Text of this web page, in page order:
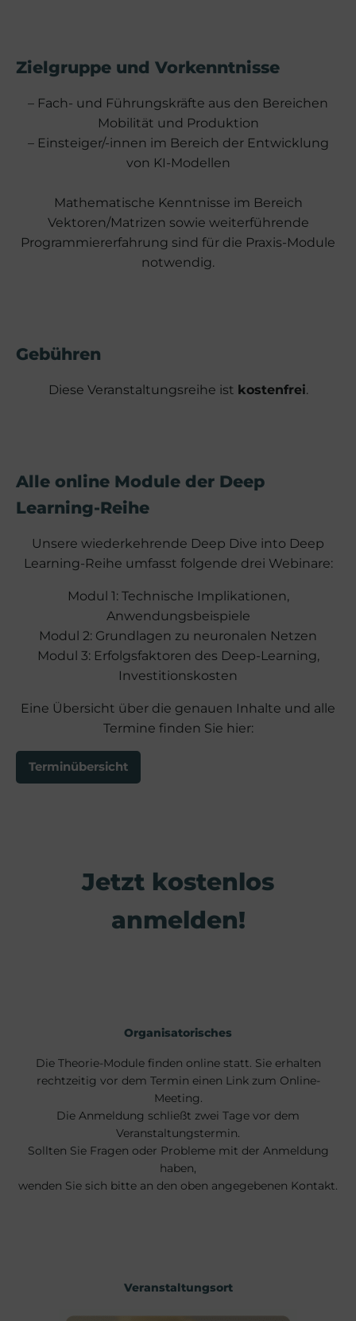
Zielgruppe und Vorkenntnisse
– Fach- und Führungskräfte aus den Bereichen
Mobilität und Produktion
– Einsteiger/-innen im Bereich der Entwicklung
von KI-Modellen
Mathematische Kenntnisse im Bereich
Vektoren/Matrizen sowie weiterführende
Programmiererfahrung sind für die Praxis-Module
notwendig.
Gebühren
Diese Veranstaltungsreihe ist kostenfrei.
Alle online Module der Deep
Learning-Reihe
Unsere wiederkehrende Deep Dive into Deep
Learning-Reihe umfasst folgende drei Webinare:
Modul 1: Technische Implikationen,
Anwendungsbeispiele
Modul 2: Grundlagen zu neuronalen Netzen
Modul 3: Erfolgsfaktoren des Deep-Learning,
Investitionskosten
Eine Übersicht über die genauen Inhalte und alle
Termine finden Sie hier:
Terminübersicht
Jetzt kostenlos
anmelden!
Organisatorisches
Die Theorie-Module finden online statt. Sie erhalten
rechtzeitig vor dem Termin einen Link zum Online-
Meeting.
Die Anmeldung schließt zwei Tage vor dem
Veranstaltungstermin.
Sollten Sie Fragen oder Probleme mit der Anmeldung
haben,
wenden Sie sich bitte an den oben angegebenen Kontakt.
Veranstaltungsort